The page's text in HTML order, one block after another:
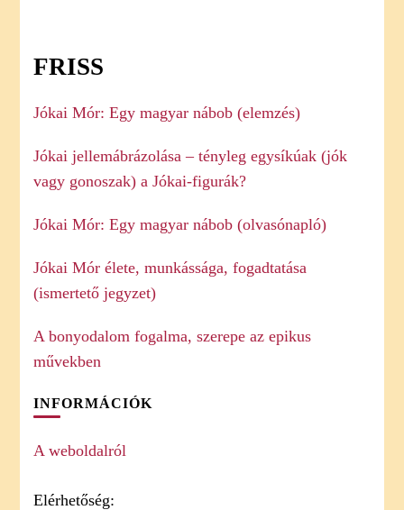
FRISS
Jókai Mór: Egy magyar nábob (elemzés)
Jókai jellemábrázolása – tényleg egysíkúak (jók
vagy gonoszak) a Jókai-figurák?
Jókai Mór: Egy magyar nábob (olvasónapló)
Jókai Mór élete, munkássága, fogadtatása
(ismertető jegyzet)
A bonyodalom fogalma, szerepe az epikus
művekben
INFORMÁCIÓK
A weboldalról
Elérhetőség: